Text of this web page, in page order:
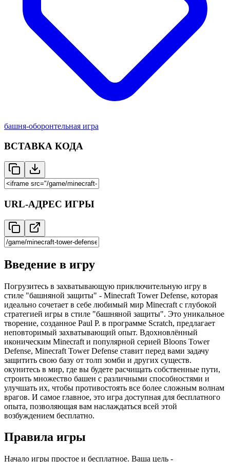
башня-оборонтельная игра
ВСТАВКА КОДА
URL-АДРЕС ИГРЫ
Введение в игру
Погрузитесь в захватывающую приключительную игру в
стиле "башняной защиты" - Minecraft Tower Defense, которая
идеально сочетает в себе любимый мир Minecraft с глубокой
стратегией игры в стиле "башняной защиты". Это уникальное
творение, созданное Paul P. в программе Scratch, предлагает
неповторимый захватывающий опыт. Вдохновлённый
иконическим Minecraft и популярной серией Bloons Tower
Defense, Minecraft Tower Defense ставит перед вами задачу
защитить свою базу от толп зомби и других существ.
окунитесь в мир, где вы будете расчищать собственные пути,
строить множество башен с различными способностями и
улучшать их, чтобы противостоять все более сложным волнам
врагов. И самое главное, это игра доступная для бесплатного
опыта, позволяющая вам наслаждаться всей этой
возбуждением бесплатно.
Правила игры
Начало игры простое и бесплатное. Ваша цель -